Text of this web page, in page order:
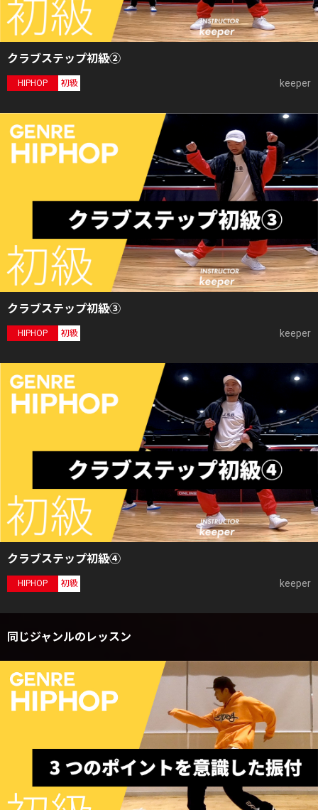
クラブステップ初級②
HIPHOP 初級 keeper
クラブステップ初級③
HIPHOP 初級 keeper
クラブステップ初級④
HIPHOP 初級 keeper
同じジャンルのレッスン